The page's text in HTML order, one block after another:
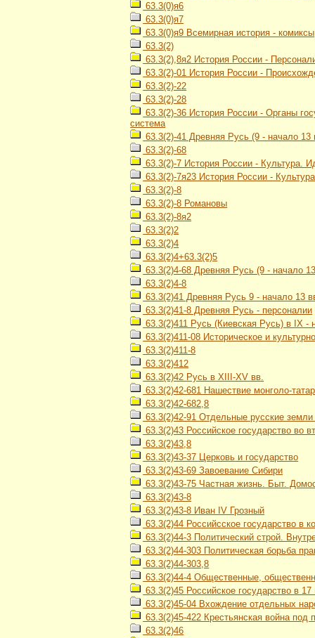
63.3(0)я6
63.3(0)я7
63.3(0)я9 Всемирная история - комиксы
63.3(2)
63.3(2),8я2 История России -
63.3(2)-01 История России -
63.3(2)-22
63.3(2)-28
63.3(2)-36 История России - Органы
система
63.3(2)-41 Древняя Русь (9 - начало 13
63.3(2)-68
63.3(2)-7 История России - Культура.
63.3(2)-7я23 История России -
63.3(2)-8
63.3(2)-8 Романовы
63.3(2)-8я2
63.3(2)2
63.3(2)4
63.3(2)4+63.3(2)5
63.3(2)4-68 Древняя Русь (9 - начало
63.3(2)4-8
63.3(2)41 Древняя Русь 9 - начало 13
63.3(2)41-8 Древняя Русь - персоналии
63.3(2)411 Русь (Киевская Русь) в IX -
63.3(2)411-08 Историческое и
63.3(2)411-8
63.3(2)412
63.3(2)42 Русь в XIII-XV вв.
63.3(2)42-681 Нашествие монголо-татар
63.3(2)42-682,8
63.3(2)42-91 Отдельные русские
63.3(2)43 Российское государство во
63.3(2)43,8
63.3(2)43-37 Церковь и государство
63.3(2)43-69 Завоевание Сибири
63.3(2)43-75 Частная жизнь. Быт.
63.3(2)43-8
63.3(2)43-8 Иван IV Грозный
63.3(2)44 Российсское государство в
63.3(2)44-3 Политический строй.
63.3(2)44-303 Политическая борьба
63.3(2)44-303,8
63.3(2)44-4 Общественные,
63.3(2)45 Российское государство в 17
63.3(2)45-04 Вхождение отдельных
63.3(2)45-422 Крестьянская война
63.3(2)46